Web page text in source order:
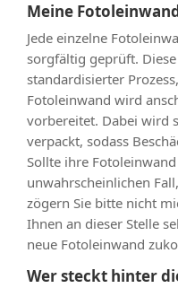
Meine
Jede einzelne
sorgfältig geprüft.
standardisierter
Fotoleinwand wird
vorbereitet. Dabei wird
verpackt, sodass
Sollte ihre
unwahrscheinlichen
zögern Sie bitte nicht
Ihnen an dieser Stelle
neue Fotoleinwand
Wer steckt hinter